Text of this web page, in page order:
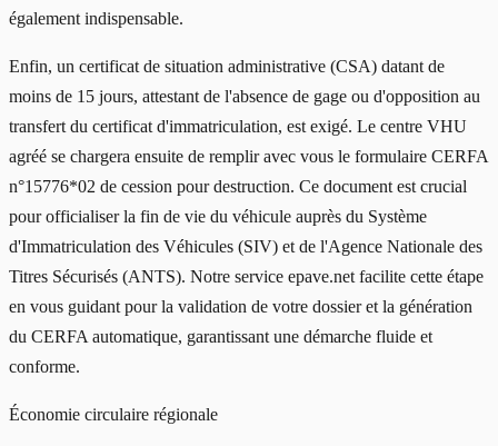
également indispensable.
Enfin, un certificat de situation administrative (CSA) datant de
moins de 15 jours, attestant de l'absence de gage ou d'opposition au
transfert du certificat d'immatriculation, est exigé. Le centre VHU
agréé se chargera ensuite de remplir avec vous le formulaire CERFA
n°15776*02 de cession pour destruction. Ce document est crucial
pour officialiser la fin de vie du véhicule auprès du Système
d'Immatriculation des Véhicules (SIV) et de l'Agence Nationale des
Titres Sécurisés (ANTS). Notre service epave.net facilite cette étape
en vous guidant pour la validation de votre dossier et la génération
du CERFA automatique, garantissant une démarche fluide et
conforme.
Économie circulaire régionale